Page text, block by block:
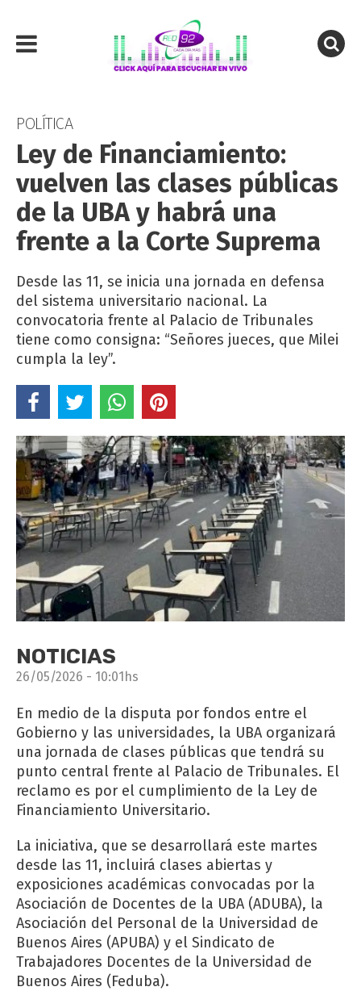
POLÍTICA
Ley de Financiamiento:
vuelven las clases públicas
de la UBA y habrá una
frente a la Corte Suprema
Desde las 11, se inicia una jornada en defensa
del sistema universitario nacional. La
convocatoria frente al Palacio de Tribunales
tiene como consigna: “Señores jueces, que Milei
cumpla la ley”.
NOTICIAS
26/05/2026 - 10:01hs
En medio de la disputa por fondos entre el
Gobierno y las universidades, la UBA organizará
una jornada de clases públicas que tendrá su
punto central frente al Palacio de Tribunales. El
reclamo es por el cumplimiento de la Ley de
Financiamiento Universitario.
La iniciativa, que se desarrollará este martes
desde las 11, incluirá clases abiertas y
exposiciones académicas convocadas por la
Asociación de Docentes de la UBA (ADUBA), la
Asociación del Personal de la Universidad de
Buenos Aires (APUBA) y el Sindicato de
Trabajadores Docentes de la Universidad de
Buenos Aires (Feduba).